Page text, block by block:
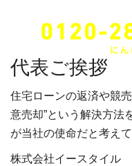
代表ご挨拶
住宅ローンの返済や競
意売却”という解決方法
が当社の使命だと考えて
株式会社イースタイル